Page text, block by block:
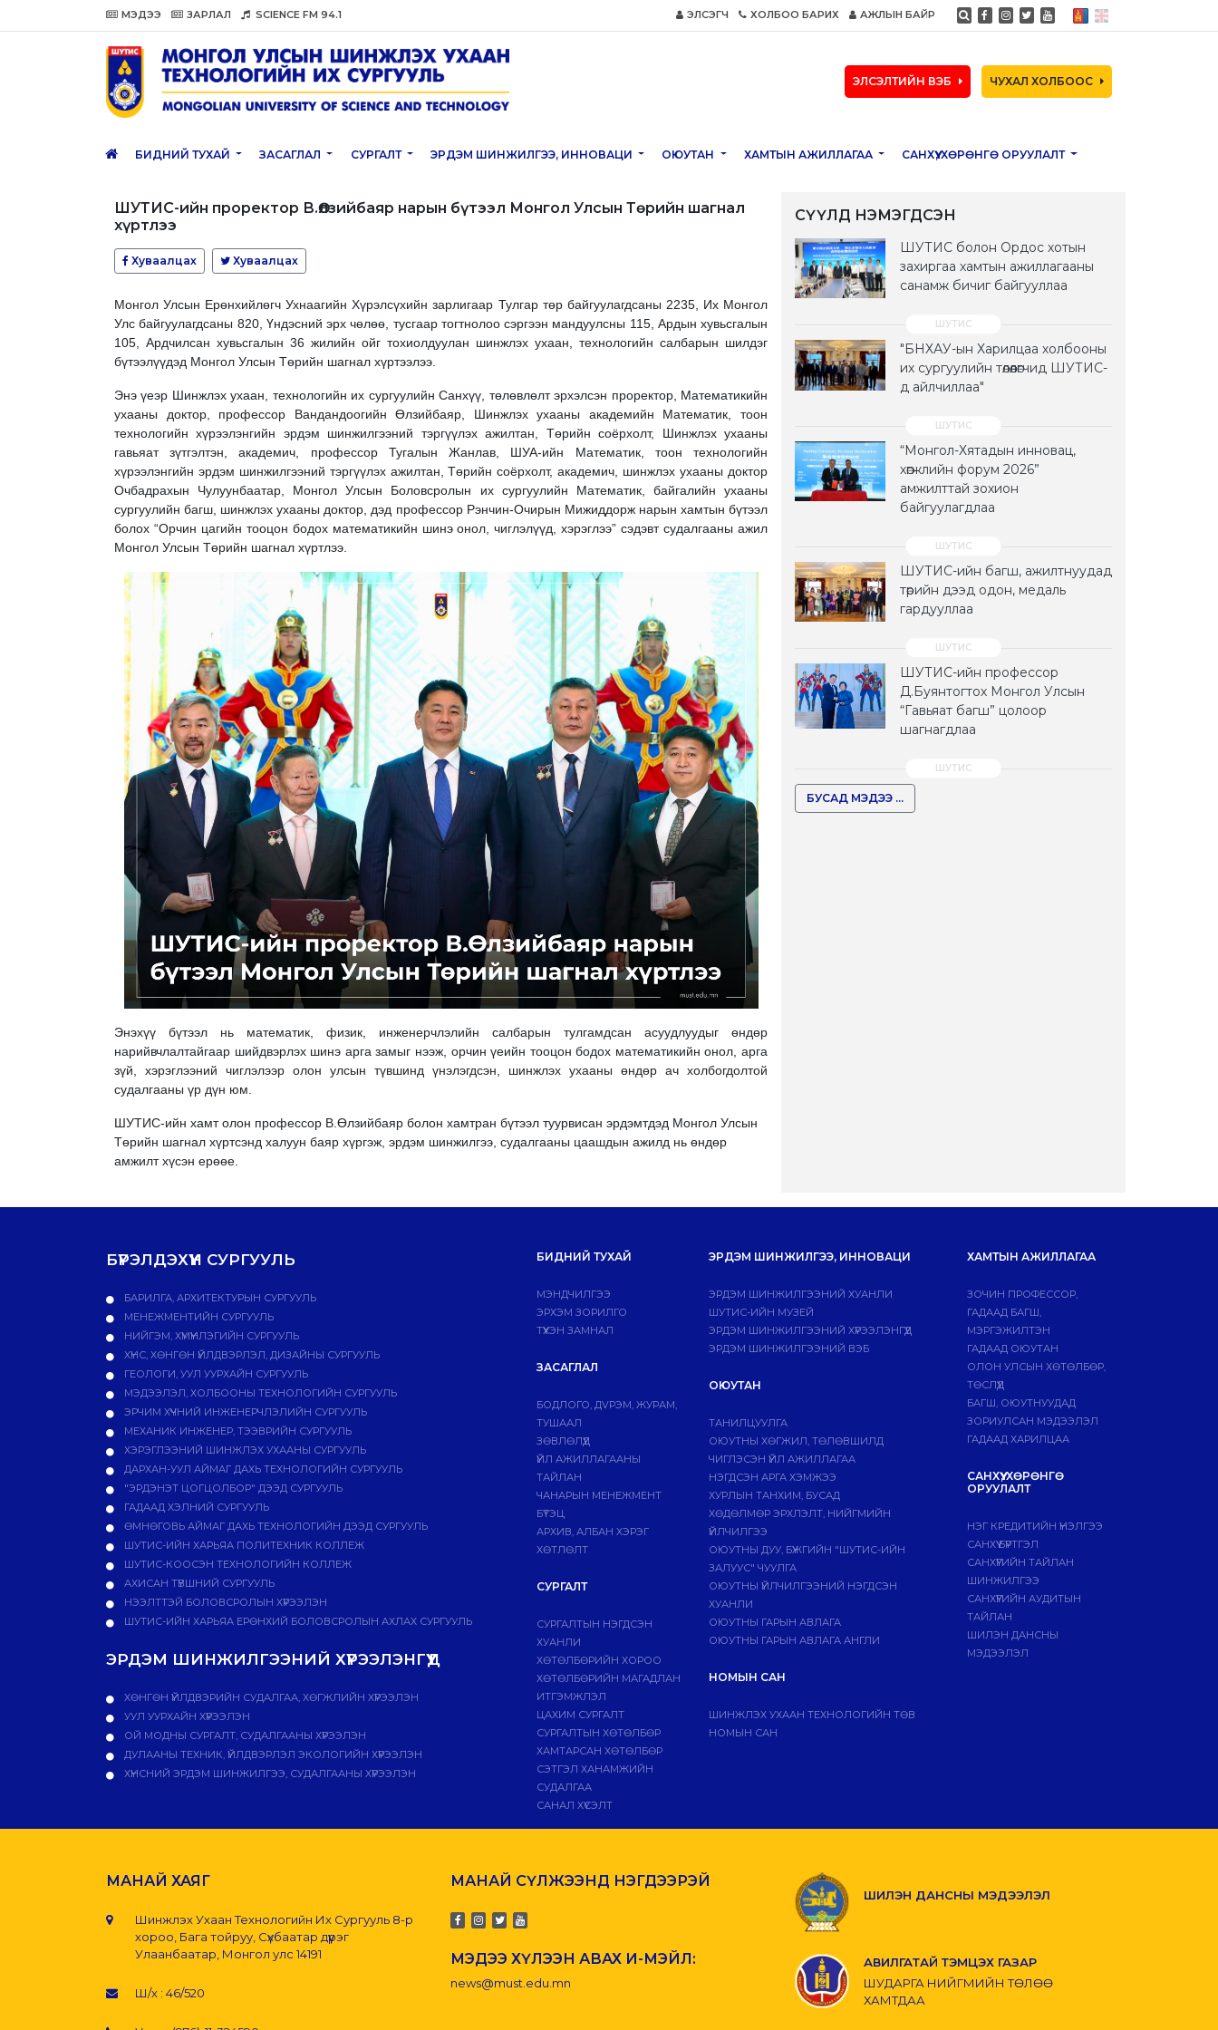
МЭДЭЭ ЗАРЛАЛ SCIENCE FM 94.1 ЭЛСЭГЧ ХОЛБОО БАРИХ АЖЛЫН БАЙР
ЭЛСЭЛТИЙН ВЭБ ЧУХАЛ ХОЛБООС
БИДНИЙ ТУХАЙ ЗАСАГЛАЛ СУРГАЛТ ЭРДЭМ ШИНЖИЛГЭЭ, ИННОВАЦИ ОЮУТАН ХАМТЫН АЖИЛЛАГАА САНХҮҮ, ХӨРӨНГӨ ОРУУЛАЛТ
ШУТИС-ийн проректор В.Өлзийбаяр нарын бүтээл Монгол Улсын Төрийн шагнал
хүртлээ
Хуваалцах Хуваалцах
Монгол Улсын Ерөнхийлөгч Ухнаагийн Хүрэлсүхийн зарлигаар Тулгар төр байгуулагдсаны 2235, Их Монгол
Улс байгуулагдсаны 820, Үндэсний эрх чөлөө, тусгаар тогтнолоо сэргээн мандуулсны 115, Ардын хувьсгалын
105, Ардчилсан хувьсгалын 36 жилийн ойг тохиолдуулан шинжлэх ухаан, технологийн салбарын шилдэг
бүтээлүүдэд Монгол Улсын Төрийн шагнал хүртээлээ.
Энэ үеэр Шинжлэх ухаан, технологийн их сургуулийн Санхүү, төлөвлөлт эрхэлсэн проректор, Математикийн
ухааны доктор, профессор Вандандоогийн Өлзийбаяр, Шинжлэх ухааны академийн Математик, тоон
технологийн хүрээлэнгийн эрдэм шинжилгээний тэргүүлэх ажилтан, Төрийн соёрхолт, Шинжлэх ухааны
гавьяат зүтгэлтэн, академич, профессор Тугалын Жанлав, ШУА-ийн Математик, тоон технологийн
хүрээлэнгийн эрдэм шинжилгээний тэргүүлэх ажилтан, Төрийн соёрхолт, академич, шинжлэх ухааны доктор
Очбадрахын Чулуунбаатар, Монгол Улсын Боловсролын их сургуулийн Математик, байгалийн ухааны
сургуулийн багш, шинжлэх ухааны доктор, дэд профессор Рэнчин-Очирын Мижиддорж нарын хамтын бүтээл
болох “Орчин цагийн тооцон бодох математикийн шинэ онол, чиглэлүүд, хэрэглээ” сэдэвт судалгааны ажил
Монгол Улсын Төрийн шагнал хүртлээ.
Энэхүү бүтээл нь математик, физик, инженерчлэлийн салбарын тулгамдсан асуудлуудыг өндөр
нарийвчлалтайгаар шийдвэрлэх шинэ арга замыг нээж, орчин үеийн тооцон бодох математикийн онол, арга
зүй, хэрэглээний чиглэлээр олон улсын түвшинд үнэлэгдсэн, шинжлэх ухааны өндөр ач холбогдолтой
судалгааны үр дүн юм.
ШУТИС-ийн хамт олон профессор В.Өлзийбаяр болон хамтран бүтээл туурвисан эрдэмтдэд Монгол Улсын
Төрийн шагнал хүртсэнд халуун баяр хүргэж, эрдэм шинжилгээ, судалгааны цаашдын ажилд нь өндөр
амжилт хүсэн ерөөе.
СҮҮЛД НЭМЭГДСЭН
ШУТИС болон Ордос хотын
захиргаа хамтын ажиллагааны
санамж бичиг байгууллаа
"БНХАУ-ын Харилцаа холбооны
их сургуулийн төлөөлөгчид ШУТИС-
д айлчиллаа"
“Монгол-Хятадын инновац,
хөгжлийн форум 2026”
амжилттай зохион
байгуулагдлаа
ШУТИС-ийн багш, ажилтнуудад
төрийн дээд одон, медаль
гардууллаа
ШУТИС-ийн профессор
Д.Буянтогтох Монгол Улсын
“Гавьяат багш” цолоор
шагнагдлаа
БУСАД МЭДЭЭ ...
БҮРЭЛДЭХҮҮН СУРГУУЛЬ
БАРИЛГА, АРХИТЕКТУРЫН СУРГУУЛЬ
МЕНЕЖМЕНТИЙН СУРГУУЛЬ
НИЙГЭМ, ХҮМҮҮНЛЭГИЙН СУРГУУЛЬ
ХҮНС, ХӨНГӨН ҮЙЛДВЭРЛЭЛ, ДИЗАЙНЫ СУРГУУЛЬ
ГЕОЛОГИ, УУЛ УУРХАЙН СУРГУУЛЬ
МЭДЭЭЛЭЛ, ХОЛБООНЫ ТЕХНОЛОГИЙН СУРГУУЛЬ
ЭРЧИМ ХҮЧНИЙ ИНЖЕНЕРЧЛЭЛИЙН СУРГУУЛЬ
МЕХАНИК ИНЖЕНЕР, ТЭЭВРИЙН СУРГУУЛЬ
ХЭРЭГЛЭЭНИЙ ШИНЖЛЭХ УХААНЫ СУРГУУЛЬ
ДАРХАН-УУЛ АЙМАГ ДАХЬ ТЕХНОЛОГИЙН СУРГУУЛЬ
"ЭРДЭНЭТ ЦОГЦОЛБОР" ДЭЭД СУРГУУЛЬ
ГАДААД ХЭЛНИЙ СУРГУУЛЬ
ӨМНӨГОВЬ АЙМАГ ДАХЬ ТЕХНОЛОГИЙН ДЭЭД СУРГУУЛЬ
ШУТИС-ИЙН ХАРЬЯА ПОЛИТЕХНИК КОЛЛЕЖ
ШУТИС-КООСЭН ТЕХНОЛОГИЙН КОЛЛЕЖ
АХИСАН ТҮВШНИЙ СУРГУУЛЬ
НЭЭЛТТЭЙ БОЛОВСРОЛЫН ХҮРЭЭЛЭН
ШУТИС-ИЙН ХАРЬЯА ЕРӨНХИЙ БОЛОВСРОЛЫН АХЛАХ СУРГУУЛЬ
ЭРДЭМ ШИНЖИЛГЭЭНИЙ ХҮРЭЭЛЭНГҮҮД
ХӨНГӨН ҮЙЛДВЭРИЙН СУДАЛГАА, ХӨГЖЛИЙН ХҮРЭЭЛЭН
УУЛ УУРХАЙН ХҮРЭЭЛЭН
ОЙ МОДНЫ СУРГАЛТ, СУДАЛГААНЫ ХҮРЭЭЛЭН
ДУЛААНЫ ТЕХНИК, ҮЙЛДВЭРЛЭЛ ЭКОЛОГИЙН ХҮРЭЭЛЭН
ХҮНСНИЙ ЭРДЭМ ШИНЖИЛГЭЭ, СУДАЛГААНЫ ХҮРЭЭЛЭН
БИДНИЙ ТУХАЙ
МЭНДЧИЛГЭЭ
ЭРХЭМ ЗОРИЛГО
ТҮҮХЭН ЗАМНАЛ
ЗАСАГЛАЛ
БОДЛОГО, ДVРЭМ, ЖУРАМ,
ТУШААЛ
ЗӨВЛӨЛҮҮД
ҮЙЛ АЖИЛЛАГААНЫ
ТАЙЛАН
ЧАНАРЫН МЕНЕЖМЕНТ
БҮТЭЦ
АРХИВ, АЛБАН ХЭРЭГ
ХӨТЛӨЛТ
СУРГАЛТ
СУРГАЛТЫН НЭГДСЭН
ХУАНЛИ
ХӨТӨЛБӨРИЙН ХОРОО
ХӨТӨЛБӨРИЙН МАГАДЛАН
ИТГЭМЖЛЭЛ
ЦАХИМ СУРГАЛТ
СУРГАЛТЫН ХӨТӨЛБӨР
ХАМТАРСАН ХӨТӨЛБӨР
СЭТГЭЛ ХАНАМЖИЙН
СУДАЛГАА
САНАЛ ХҮСЭЛТ
ЭРДЭМ ШИНЖИЛГЭЭ, ИННОВАЦИ
ЭРДЭМ ШИНЖИЛГЭЭНИЙ ХУАНЛИ
ШУТИС-ИЙН МУЗЕЙ
ЭРДЭМ ШИНЖИЛГЭЭНИЙ ХҮРЭЭЛЭНГҮҮД
ЭРДЭМ ШИНЖИЛГЭЭНИЙ ВЭБ
ОЮУТАН
ТАНИЛЦУУЛГА
ОЮУТНЫ ХӨГЖИЛ, ТӨЛӨВШИЛД
ЧИГЛЭСЭН ҮЙЛ АЖИЛЛАГАА
НЭГДСЭН АРГА ХЭМЖЭЭ
ХУРЛЫН ТАНХИМ, БУСАД
ХӨДӨЛМӨР ЭРХЛЭЛТ, НИЙГМИЙН
ҮЙЛЧИЛГЭЭ
ОЮУТНЫ ДУУ, БҮЖГИЙН "ШУТИС-ИЙН
ЗАЛУУС" ЧУУЛГА
ОЮУТНЫ ҮЙЛЧИЛГЭЭНИЙ НЭГДСЭН
ХУАНЛИ
ОЮУТНЫ ГАРЫН АВЛАГА
ОЮУТНЫ ГАРЫН АВЛАГА АНГЛИ
НОМЫН САН
ШИНЖЛЭХ УХААН ТЕХНОЛОГИЙН ТӨВ
НОМЫН САН
ХАМТЫН АЖИЛЛАГАА
ЗОЧИН ПРОФЕССОР,
ГАДААД БАГШ,
МЭРГЭЖИЛТЭН
ГАДААД ОЮУТАН
ОЛОН УЛСЫН ХӨТӨЛБӨР,
ТӨСЛҮҮД
БАГШ, ОЮУТНУУДАД
ЗОРИУЛСАН МЭДЭЭЛЭЛ
ГАДААД ХАРИЛЦАА
САНХҮҮ, ХӨРӨНГӨ
ОРУУЛАЛТ
НЭГ КРЕДИТИЙН ҮНЭЛГЭЭ
САНХҮҮ БҮРТГЭЛ
САНХҮҮГИЙН ТАЙЛАН
ШИНЖИЛГЭЭ
САНХҮҮГИЙН АУДИТЫН
ТАЙЛАН
ШИЛЭН ДАНСНЫ
МЭДЭЭЛЭЛ
МАНАЙ ХАЯГ
Шинжлэх Ухаан Технологийн Их Сургууль 8-р
хороо, Бага тойруу, Сүхбаатар дүүрэг
Улаанбаатар, Монгол улс 14191
Ш/х : 46/520
МАНАЙ СҮЛЖЭЭНД НЭГДЭЭРЭЙ
МЭДЭЭ ХҮЛЭЭН АВАХ И-МЭЙЛ:
news@must.edu.mn
ШИЛЭН ДАНСНЫ МЭДЭЭЛЭЛ
АВИЛГАТАЙ ТЭМЦЭХ ГАЗАР
ШУДАРГА НИЙГМИЙН ТӨЛӨӨ
ХАМТДАА